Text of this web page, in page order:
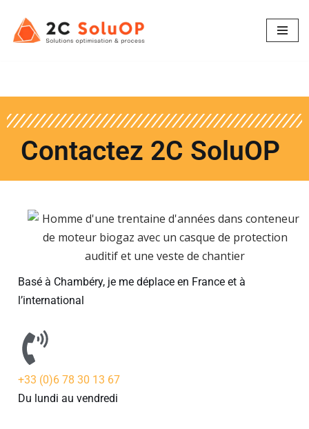
Aller
Contactez 2C SoluOP
Basé à Chambéry, je me déplace en France et à
l’international
+33 (0)6 78 30 13 67
Du lundi au vendredi